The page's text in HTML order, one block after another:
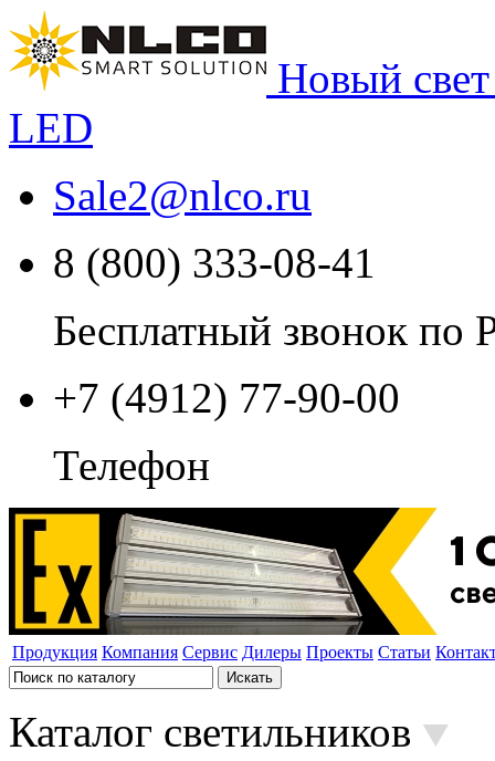
Новый
LED
Sale2@nlco.ru
8 (800) 333-08-41
Бесплатный звонок по
+7 (4912) 77-90-00
Телефон
Продукция Компания Сервис Дилеры Проекты Статьи
Каталог светильников